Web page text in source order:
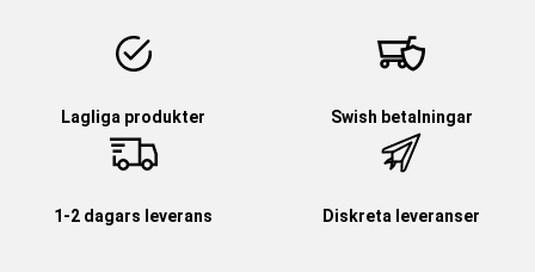
Lagliga produkter Swish betalningar
1-2 dagars leverans Diskreta leveranser